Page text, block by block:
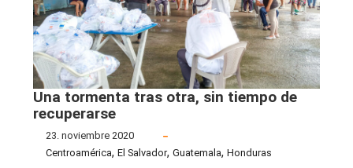
Una tormenta tras otra, sin tiempo de
recuperarse
23. noviembre 2020
Centroamérica, El Salvador, Guatemala, Honduras